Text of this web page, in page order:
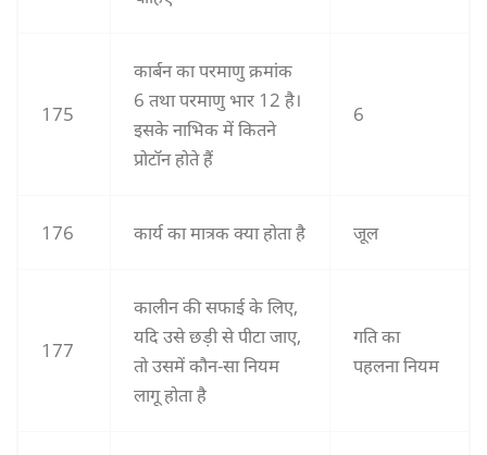
175
कार्बन का परमाणु क्रमांक
6 तथा परमाणु भार 12 है।
इसके नाभिक में कितने
प्रोटॉन होते हैं
6
176 कार्य का मात्रक क्या होता है जूल
177
कालीन की सफाई के लिए,
यदि उसे छड़ी से पीटा जाए,
तो उसमें कौन-सा नियम
लागू होता है
गति का
पहलना नियम